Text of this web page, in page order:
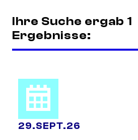
Ihre Suche ergab 1
Ergebnisse:
29.SEPT.26